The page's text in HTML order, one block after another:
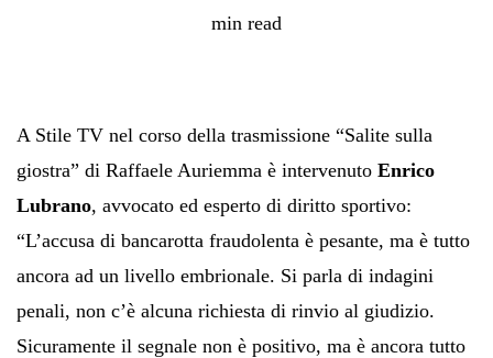
min read
A Stile TV nel corso della trasmissione “Salite sulla
giostra” di Raffaele Auriemma è intervenuto Enrico
Lubrano, avvocato ed esperto di diritto sportivo:
“L’accusa di bancarotta fraudolenta è pesante, ma è tutto
ancora ad un livello embrionale. Si parla di indagini
penali, non c’è alcuna richiesta di rinvio al giudizio.
Sicuramente il segnale non è positivo, ma è ancora tutto